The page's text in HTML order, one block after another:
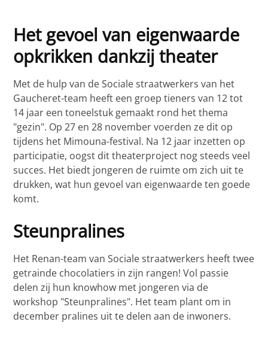
Het gevoel van eigenwaarde
opkrikken dankzij theater
Met de hulp van de Sociale straatwerkers van het
Gaucheret-team heeft een groep tieners van 12 tot
14 jaar een toneelstuk gemaakt rond het thema
"gezin". Op 27 en 28 november voerden ze dit op
tijdens het Mimouna-festival. Na 12 jaar inzetten op
participatie, oogst dit theaterproject nog steeds veel
succes. Het biedt jongeren de ruimte om zich uit te
drukken, wat hun gevoel van eigenwaarde ten goede
komt.
Steunpralines
Het Renan-team van Sociale straatwerkers heeft twee
getrainde chocolatiers in zijn rangen! Vol passie
delen zij hun knowhow met jongeren via de
workshop "Steunpralines". Het team plant om in
december pralines uit te delen aan de inwoners.